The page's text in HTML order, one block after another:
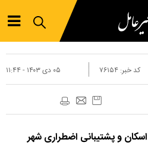
۰۵ دی ۱۴۰۳ - ۱۱:۴۴ کد خبر: ۷۶۱۵۴
و پشتیبانی اضطراری شهر